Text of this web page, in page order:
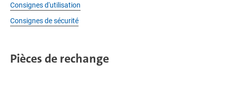
Consignes d'utilisation
Consignes de sécurité
Pièces de rechange